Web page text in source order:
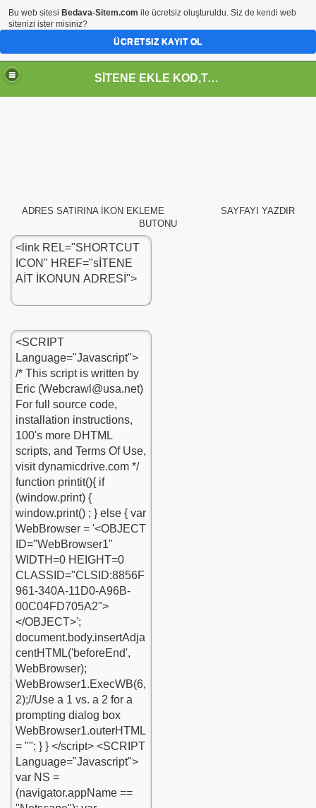
SİTENE EKLE KOD,TASARIM,MENU,ICON,ARAÇ,YAZI
ADRES SATIRINA İKON EKLEME SAYFAYI YAZDIR
BUTONU
Bu web sitesi Bedava-Sitem.com ile ücretsiz oluşturuldu. Siz de kendi web
sitenizi ister misiniz?
ÜCRETSIZ KAYIT OL